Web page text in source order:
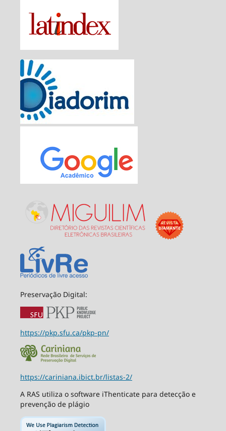
Preservação Digital:
https://pkp.sfu.ca/pkp-pn/
https://cariniana.ibict.br/listas-2/
A RAS utiliza o software iThenticate para detecção e
prevenção de plágio